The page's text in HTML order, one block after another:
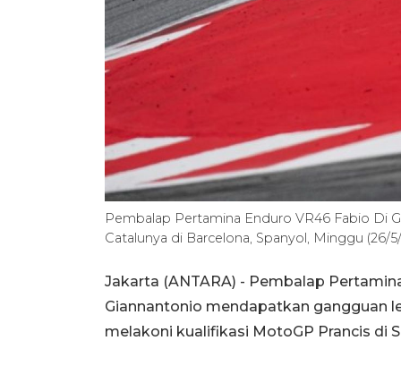
Pembalap Pertamina Enduro VR46 Fabio Di
Catalunya di Barcelona, Spanyol, Minggu (26/
Jakarta (ANTARA) - Pembalap
Giannantonio mendapatkan gangguan
melakoni kualifikasi MotoGP Prancis di